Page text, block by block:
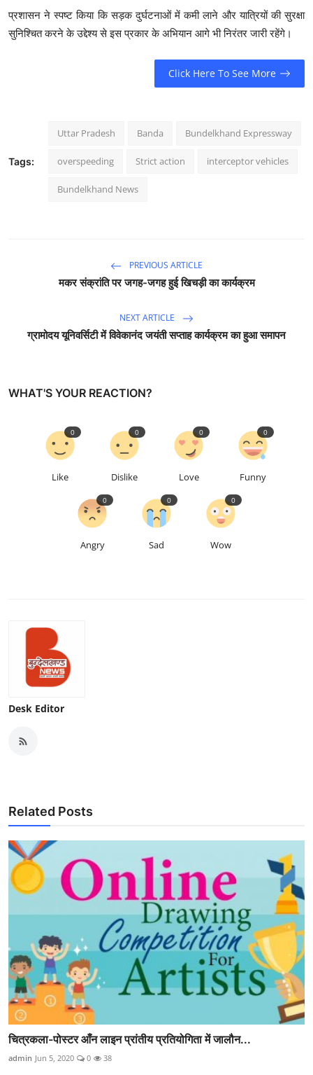
प्रशासन ने स्पष्ट किया कि सड़क दुर्घटनाओं में कमी लाने और यात्रियों की सुरक्षा
सुनिश्चित करने के उद्देश्य से इस प्रकार के अभियान आगे भी निरंतर जारी रहेंगे।
Click Here To See More
Tags:
Uttar Pradesh Banda Bundelkhand Expressway
overspeeding Strict action interceptor vehicles
Bundelkhand News
PREVIOUS ARTICLE
मकर संक्रांति पर जगह-जगह हुई खिचड़ी का कार्यक्रम
NEXT ARTICLE
ग्रामोदय यूनिवर्सिटी में विवेकानंद जयंती सप्ताह कार्यक्रम का हुआ समापन
WHAT'S YOUR REACTION?
Like
0
Dislike
0
Love
0
Funny
0
Angry
0
Sad
0
Wow
0
Desk Editor
Related Posts
चित्रकला-पोस्टर आँन लाइन प्रांतीय प्रतियोगिता में जालौन...
admin Jun 5, 2020 0 38